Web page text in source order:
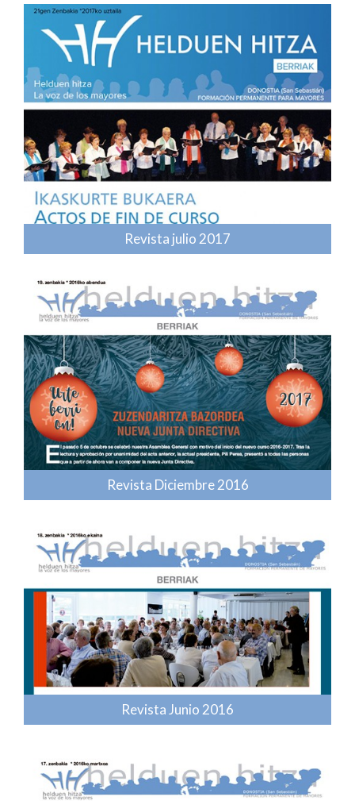
Revista julio 2017
Revista Diciembre 2016
Revista Junio 2016